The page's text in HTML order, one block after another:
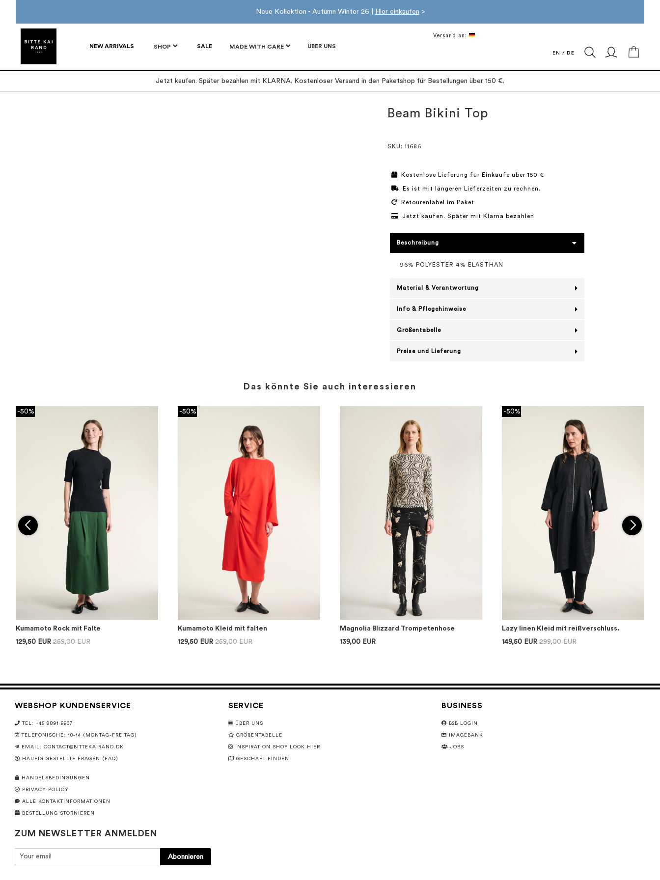
Neue Kollektion - Autumn Winter 26 | Hier einkaufen >
NEW ARRIVALS SHOP SALE MADE WITH CARE ÜBER UNS
Versand an:
EN / DE
Jetzt kaufen. Später bezahlen mit KLARNA. Kostenloser Versand in den Paketshop für Bestellungen über 150 €.
Beam Bikini Top
SKU : 11686
Kostenlose Lieferung für Einkäufe über 150 €
Es ist mit längeren Lieferzeiten zu rechnen.
Retourenlabel im Paket
Jetzt kaufen. Später mit Klarna bezahlen
Beschreibung
96% POLYESTER 4% ELASTHAN
Material & Verantwortung
Info & Pflegehinweise
Größentabelle
Preise und Lieferung
Das könnte Sie auch interessieren
-50%
Kumamoto Rock mit Falte
129,50 EUR 259,00 EUR
-50%
Kumamoto Kleid mit falten
129,50 EUR 259,00 EUR
Magnolia Blizzard Trompetenhose
139,00 EUR
-50%
Lazy linen Kleid mit reißverschluss.
149,50 EUR 299,00 EUR
WEBSHOP KUNDENSERVICE
TEL: +45 8891 9907
TELEFONISCHE: 10-14 (MONTAG-FREITAG)
EMAIL: CONTACT@BITTEKAIRAND.DK
HÄUFIG GESTELLTE FRAGEN (FAQ)
HANDELSBEDINGUNGEN
PRIVACY POLICY
ALLE KONTAKTINFORMATIONEN
BESTELLUNG STORNIEREN
ZUM NEWSLETTER ANMELDEN
Abonnieren
SERVICE
ÜBER UNS
GRÖßENTABELLE
INSPIRATION SHOP LOOK HIER
GESCHÄFT FINDEN
BUSINESS
B2B LOGIN
IMAGEBANK
JOBS